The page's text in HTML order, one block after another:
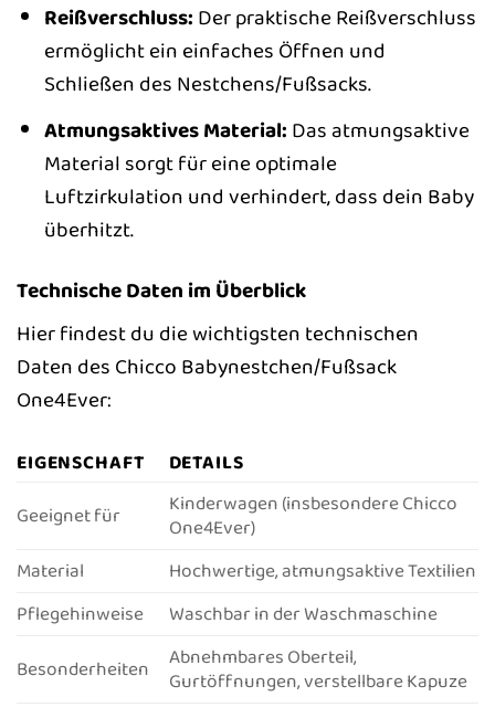
Reißverschluss: Der praktische Reißverschluss
ermöglicht ein einfaches Öffnen und
Schließen des Nestchens/Fußsacks.
Atmungsaktives Material: Das atmungsaktive
Material sorgt für eine optimale
Luftzirkulation und verhindert, dass dein Baby
überhitzt.
Technische Daten im Überblick
Hier findest du die wichtigsten technischen
Daten des Chicco Babynestchen/Fußsack
One4Ever:
EIGENSCHAFT
DETAILS
Geeignet für
Kinderwagen (insbesondere Chicco
One4Ever)
Material
Hochwertige, atmungsaktive Textilien
Pflegehinweise
Waschbar in der Waschmaschine
Besonderheiten
Abnehmbares Oberteil,
Gurtöffnungen, verstellbare Kapuze